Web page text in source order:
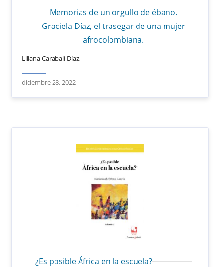
Memorias de un orgullo de ébano.
Graciela Díaz, el trasegar de una mujer
afrocolombiana.
Liliana Carabalí Díaz,
diciembre 28, 2022
¿Es posible África en la escuela?